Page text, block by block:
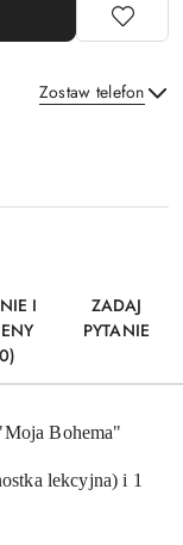
Zostaw telefon
I
ZADAJ
PYTANIE
Bohema"
lekcyjna) i 1